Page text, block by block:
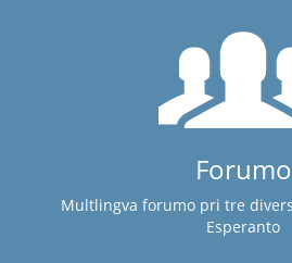
Forumo
Multlingva forumo pri tre
Esperanto